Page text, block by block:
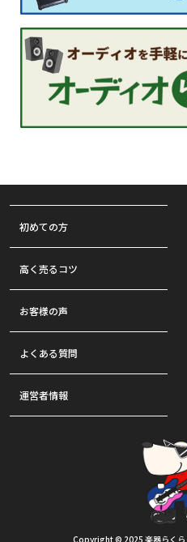
初めての方
高く売るコツ
お客様の声
よくある質問
運営者情報
Copyright © 2025 楽器らく